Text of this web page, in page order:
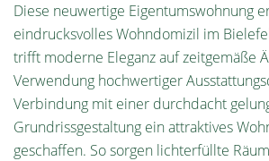
Diese neuwertige Eigentumswohnung
eindrucksvolles Wohndomizil im
trifft moderne Eleganz auf zeitgemäße
Verwendung hochwertiger
Verbindung mit einer durchdacht
Grundrissgestaltung ein attraktives
geschaffen. So sorgen lichterfüllte